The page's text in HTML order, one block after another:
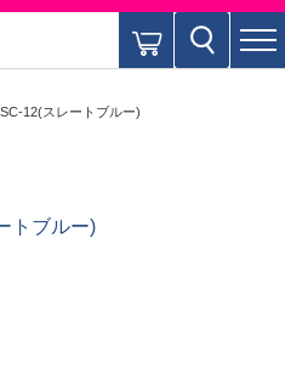
12(スレートブルー)
トブルー)